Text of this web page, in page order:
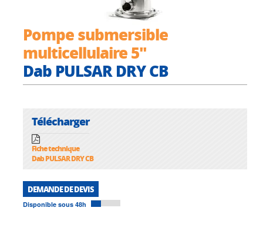
Pompe submersible
multicellulaire 5"
Dab PULSAR DRY CB
Télécharger
Fiche technique
Dab PULSAR DRY CB
DEMANDE DE DEVIS
Disponible sous 48h